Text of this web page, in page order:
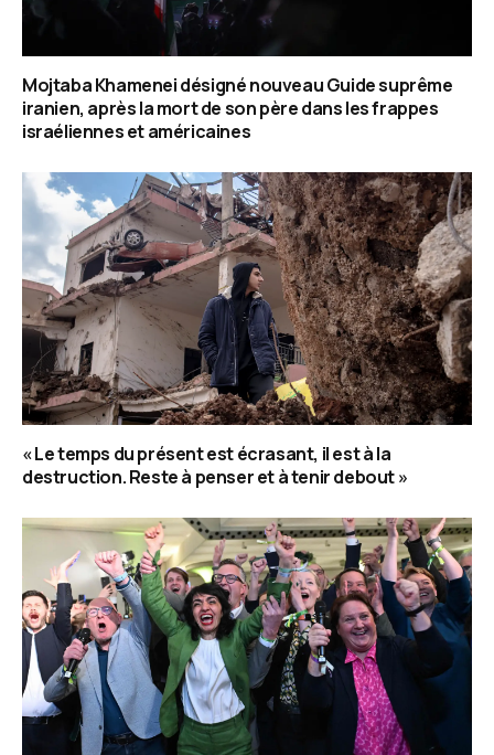
Mojtaba Khamenei désigné nouveau Guide suprême
iranien, après la mort de son père dans les frappes
israéliennes et américaines
« Le temps du présent est écrasant, il est à la
destruction. Reste à penser et à tenir debout »